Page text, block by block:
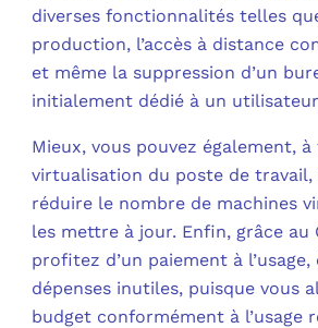
diverses fonctionnalités telles
production, l’accès à distance
et même la suppression d’un
initialement dédié à un
Mieux, vous pouvez également,
virtualisation du poste de travail,
réduire le nombre de machines
les mettre à jour. Enfin, grâce au
profitez d’un paiement à
dépenses inutiles, puisque vous
budget conformément à l’usage